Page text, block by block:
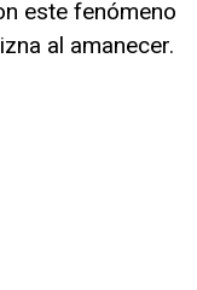
este fenómeno
al amanecer.